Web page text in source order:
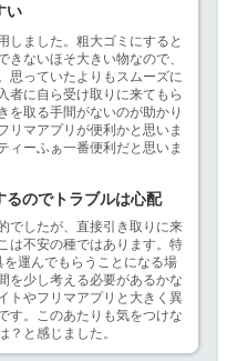
い
しました。粗大ゴミにすると
ないほそ大きい物なので、
思っていたよりもスムーズに
者に自ら受け取りに来てもら
を取る手間がないのが助かり
リマアプリが便利かと思いま
ィーふぁ一番便利だと思いま
るのでトラブルは心配
でしたが、直接引き取りに来
は不安の種ではあります。特
運んでもらうことになる場
を少し考える必要があるかな
トやフリマアプリと大きく異
す。このあたりも気をつけな
？と感じました。